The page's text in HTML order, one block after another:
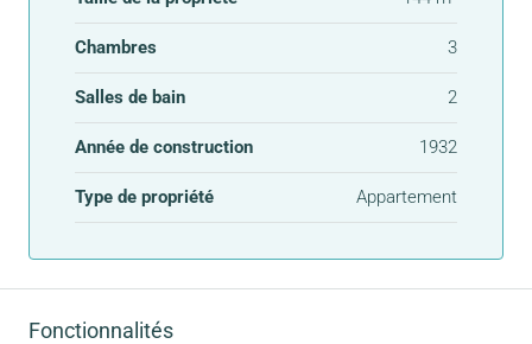
Chambres 3
Salles de bain 2
Année de construction 1932
Type de propriété Appartement
Fonctionnalités